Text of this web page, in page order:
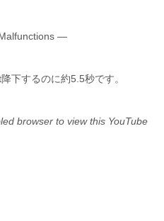
—
下するのに約5.5秒です。
browser to view this YouTube